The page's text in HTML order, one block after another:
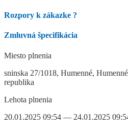
Rozpory k zákazke ?
Zmluvná špecifikácia
Miesto plnenia
sninska 27/1018, Humenné,
republika
Lehota plnenia
20.01.2025 09:54 — 24.01.2025